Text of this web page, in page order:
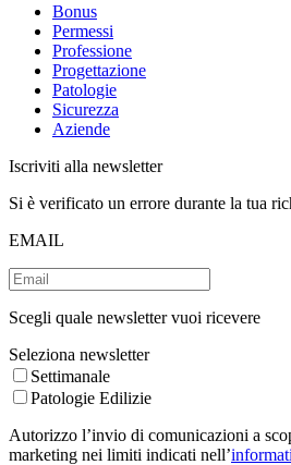
Bonus
Permessi
Professione
Progettazione
Patologie
Sicurezza
Aziende
Iscriviti alla newsletter
Si è verificato un errore durante la tua
EMAIL
Scegli quale newsletter vuoi ricevere
Seleziona newsletter
Settimanale
Patologie Edilizie
Autorizzo l’invio di comunicazioni a
marketing nei limiti indicati nell’